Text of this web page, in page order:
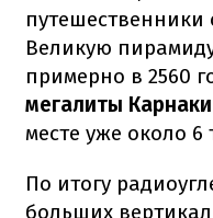
путешественники
Великую
примерно в 2560
мегалиты Карнаки
месте уже около 6
По итогу
больших